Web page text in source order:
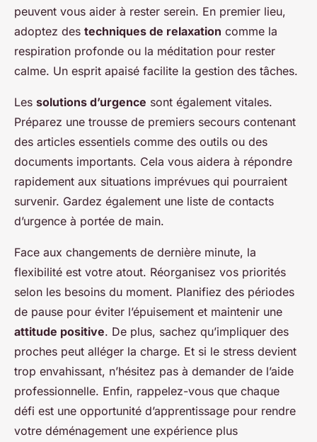
peuvent vous aider à rester serein. En premier lieu,
adoptez des techniques de relaxation comme la
respiration profonde ou la méditation pour rester
calme. Un esprit apaisé facilite la gestion des tâches.
Les solutions d’urgence sont également vitales.
Préparez une trousse de premiers secours contenant
des articles essentiels comme des outils ou des
documents importants. Cela vous aidera à répondre
rapidement aux situations imprévues qui pourraient
survenir. Gardez également une liste de contacts
d’urgence à portée de main.
Face aux changements de dernière minute, la
flexibilité est votre atout. Réorganisez vos priorités
selon les besoins du moment. Planifiez des périodes
de pause pour éviter l’épuisement et maintenir une
attitude positive. De plus, sachez qu’impliquer des
proches peut alléger la charge. Et si le stress devient
trop envahissant, n’hésitez pas à demander de l’aide
professionnelle. Enfin, rappelez-vous que chaque
défi est une opportunité d’apprentissage pour rendre
votre déménagement une expérience plus